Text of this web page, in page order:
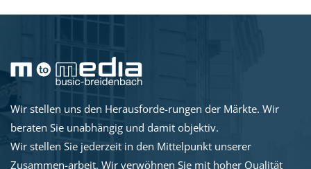
Wir stellen uns den Herausforde-rungen der Märkte. Wir
beraten Sie unabhängig und damit objektiv.
Wir stellen Sie jederzeit in den Mittelpunkt unserer
Zusammen-arbeit. Wir verwöhnen Sie mit hoher Qualität